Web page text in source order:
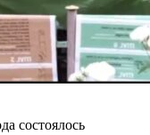
состоялось